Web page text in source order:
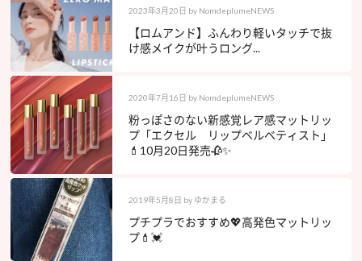
2023年3月20日 by NomdeplumeNEWS
【ロムアンド】ふんわり軽いタッチで抜
け感メイクが叶うロング...
2020年7月16日 by NomdeplumeNEWS
粉っぽさのない新感覚レア感マットリッ
プ「エクセル リップベルベティスト」
💄10月20日発売🥀✨
2019年5月8日 by ゆかまる
プチプラでおすすめ💖高発色マットリッ
プ💄💓